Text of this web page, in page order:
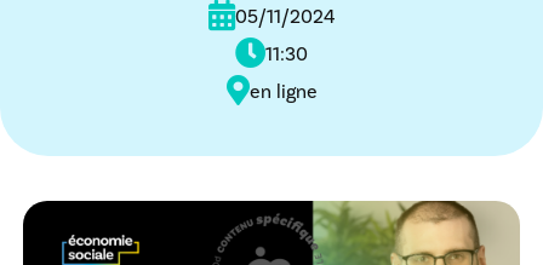
05/11/2024
11:30
en ligne